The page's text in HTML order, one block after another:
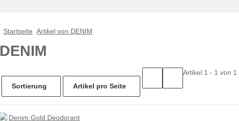
Startseite Artikel von DENIM
DENIM
Sortierung Artikel pro Seite
Artikel 1 - 1 von 1